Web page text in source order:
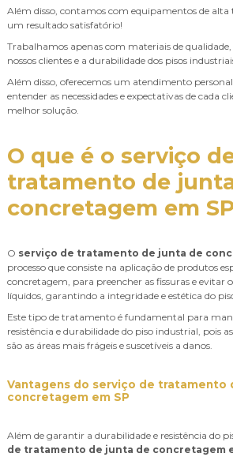
Além disso, contamos com equipamentos de
um resultado satisfatório!
Trabalhamos apenas com materiais de qualidade,
nossos clientes e a durabilidade dos pisos
Além disso, oferecemos um atendimento
entender as necessidades e expectativas de cada
melhor solução.
O que é o serviço
tratamento de
concretagem em
O serviço de tratamento de junta de
processo que consiste na aplicação de produtos
concretagem, para preencher as fissuras e evitar
líquidos, garantindo a integridade e estética do
Este tipo de tratamento é fundamental para
resistência e durabilidade do piso industrial, pois
são as áreas mais frágeis e suscetíveis a danos.
Vantagens do serviço de tratamento
concretagem em SP
Além de garantir a durabilidade e resistência do
de tratamento de junta de concretagem